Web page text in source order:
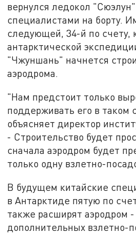
вернулся ледокол
специалистами на борту.
следующей, 34-й по счету,
антарктической
"Чжуншань" начнется
аэродрома.
"Нам предстоит только
поддерживать его в таком
объясняет директор
- Строительство будет
сначала аэродром будет
только одну взлетно-
В будущем китайские
в Антарктиде пятую по
также расширят аэродром -
дополнительных взлетно-